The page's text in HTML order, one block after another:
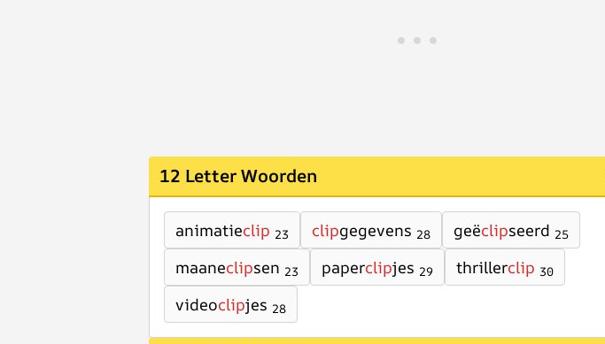
12 Letter Woorden
animatieclip 23 clipgegevens 28 geëclipseerd 25
maaneclipsen 23 paperclipjes 29 thrillerclip 30
videoclipjes 28